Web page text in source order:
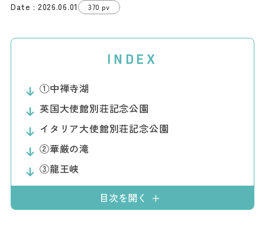
2026.06.01 370 pv
INDEX
①中禅寺湖
英国大使館別荘記念公園
イタリア大使館別荘記念公園
②華厳の滝
③龍王峡
目次を開く